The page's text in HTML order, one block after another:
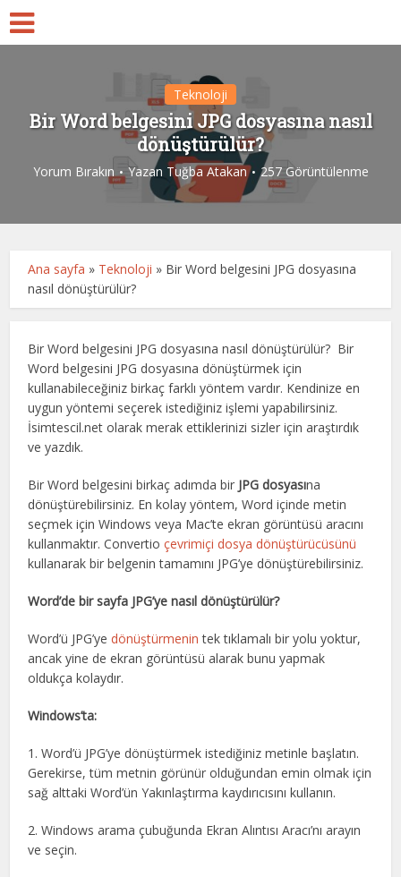
Teknoloji
Bir Word belgesini JPG dosyasına nasıl
dönüştürülür?
Yorum Bırakın Yazan Tuğba Atakan 257 Görüntülenme
Ana sayfa » Teknoloji » Bir Word belgesini JPG dosyasına
nasıl dönüştürülür?
Bir Word belgesini JPG dosyasına nasıl dönüştürülür? Bir
Word belgesini JPG dosyasına dönüştürmek için
kullanabileceğiniz birkaç farklı yöntem vardır. Kendinize en
uygun yöntemi seçerek istediğiniz işlemi yapabilirsiniz.
İsimtescil.net olarak merak ettiklerinizi sizler için araştırdık
ve yazdık.
Bir Word belgesini birkaç adımda bir JPG dosyasına
dönüştürebilirsiniz. En kolay yöntem, Word içinde metin
seçmek için Windows veya Mac’te ekran görüntüsü aracını
kullanmaktır. Convertioçevrimiçi dosya dönüştürücüsünü
kullanarak bir belgenin tamamını JPG’ye dönüştürebilirsiniz.
Word’de bir sayfa JPG’ye nasıl dönüştürülür?
Word’ü JPG’yedönüştürmenin tek tıklamalı bir yolu yoktur,
ancak yine de ekran görüntüsü alarak bunu yapmak
oldukça kolaydır.
Windows’ta:
1. Word’ü JPG’ye dönüştürmek istediğiniz metinle başlatın.
Gerekirse, tüm metnin görünür olduğundan emin olmak için
sağ alttaki Word’ün Yakınlaştırma kaydırıcısını kullanın.
2. Windows arama çubuğunda Ekran Alıntısı Aracı’nı arayın
ve seçin.